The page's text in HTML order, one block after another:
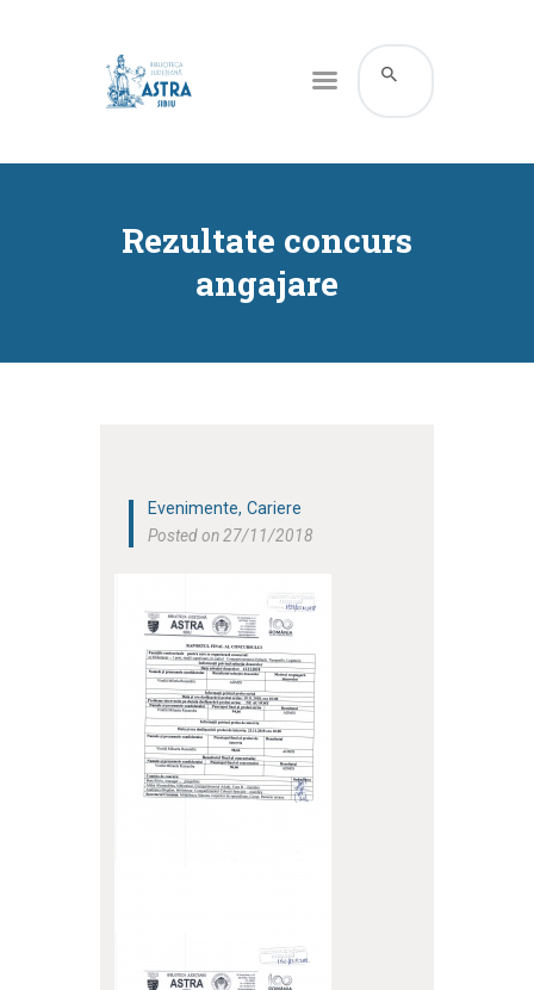
Rezultate concurs
angajare
CATALOG ONLINE
RESURSE
SERVICII
Evenimente,Cariere
Posted on 27/11/2018